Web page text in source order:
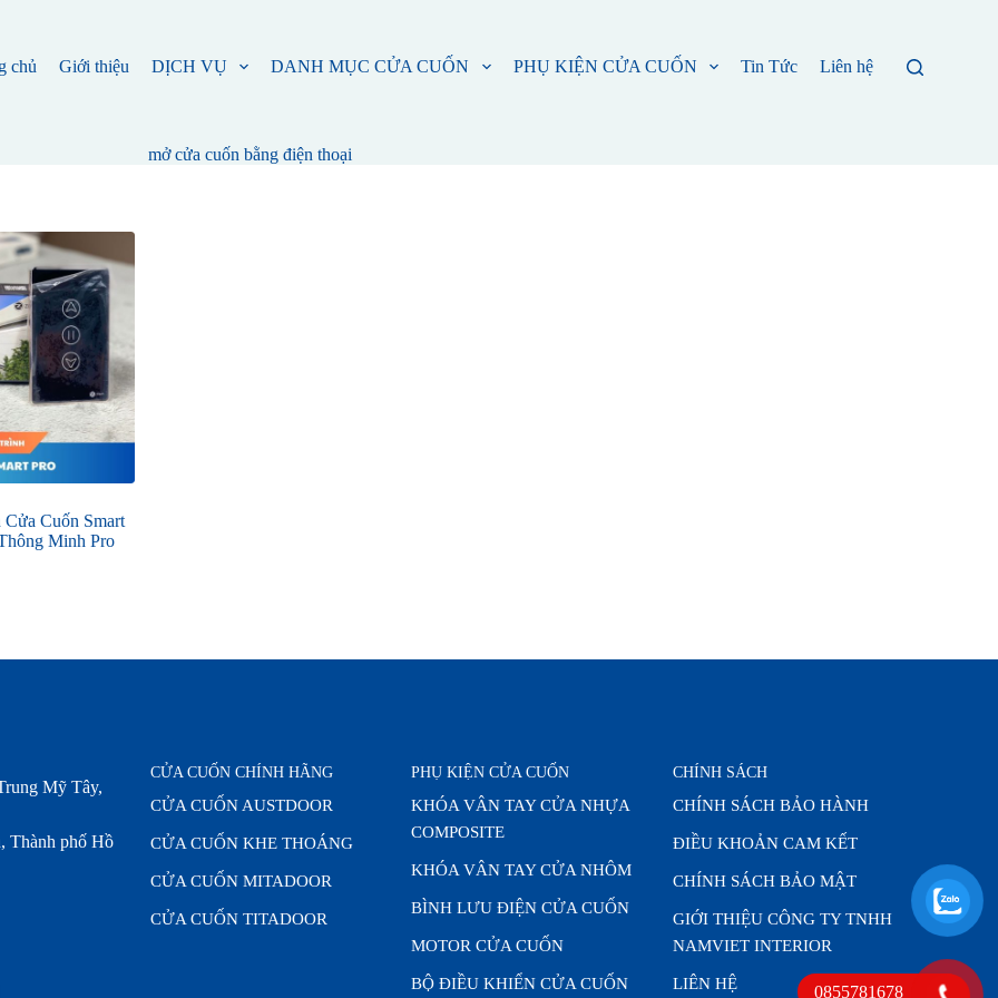
chủ Giới thiệu DỊCH VỤ DANH MỤC CỬA CUỐN PHỤ KIỆN CỬA CUỐN Tin Tức Liên hệ
mở cửa cuốn bằng điện thoại
Cuốn Smart
Minh Pro
Mỹ Tây,
Thành phố Hồ
CỬA CUỐN CHÍNH HÃNG
CỬA CUỐN AUSTDOOR
CỬA CUỐN KHE THOÁNG
CỬA CUỐN MITADOOR
CỬA CUỐN TITADOOR
PHỤ KIỆN CỬA CUỐN
KHÓA VÂN TAY CỬA NHỰA
COMPOSITE
KHÓA VÂN TAY CỬA NHÔM
BÌNH LƯU ĐIỆN CỬA CUỐN
MOTOR CỬA CUỐN
BỘ ĐIỀU KHIỂN CỬA CUỐN
CHÍNH SÁCH
CHÍNH SÁCH BẢO HÀNH
ĐIỀU KHOẢN CAM KẾT
CHÍNH SÁCH BẢO MẬT
GIỚI THIỆU CÔNG TY TNHH
NAMVIET INTERIOR
LIÊN HỆ 0855781678